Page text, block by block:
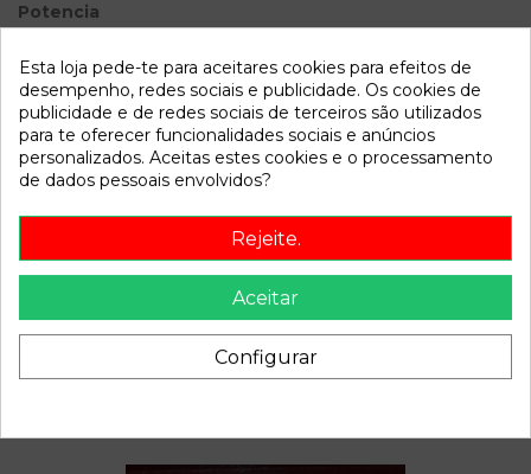
Potencia
Referência 801117
Disponível a partir de: 2022-04-05
Descrição
Recambio de pinza freno delantera izquierda para kia
picanto 1.1 ex referencia OEM IAM
Esta loja pede-te para aceitares cookies para efeitos de
desempenho, redes sociais e publicidade. Os cookies de
publicidade e de redes sociais de terceiros são utilizados
para te oferecer funcionalidades sociais e anúncios
personalizados. Aceitas estes cookies e o processamento
de dados pessoais envolvidos?
Rejeite.
Aceitar
Configurar